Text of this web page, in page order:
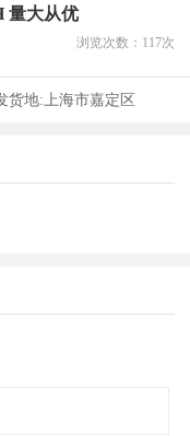
量大从优
浏览次数： 117次
货地: 上海市嘉定区